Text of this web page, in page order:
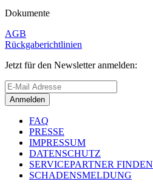
Dokumente
AGB
Rückgaberichtlinien
Jetzt für den Newsletter anmelden:
Anmelden
FAQ
PRESSE
IMPRESSUM
DATENSCHUTZ
SERVICEPARTNER FINDEN
SCHADENSMELDUNG